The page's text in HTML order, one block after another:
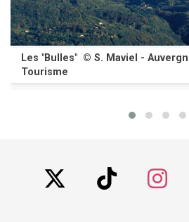
Les "Bulles" © S. Maviel -
Tourisme